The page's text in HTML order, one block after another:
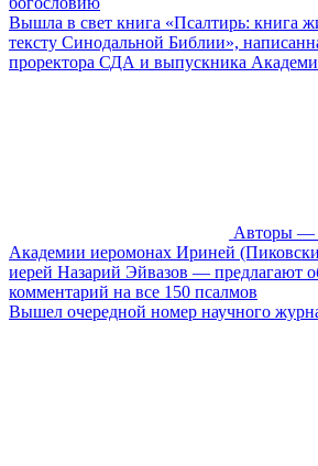
Вышла в свет книга «Псалтирь: книга
тексту Синодальной Библии»,
проректора СДА и выпускника
Авторы —
Академии иеромонах Ириней
иерей Назарий Эйвазов — предлагают
комментарий на все 150 псалмов
Вышел очередной номер научного